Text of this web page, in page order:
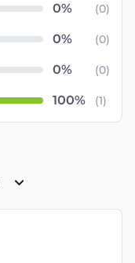
(0)
(0)
(0)
(1)